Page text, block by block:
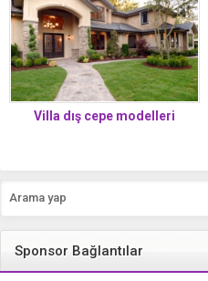
Villa dış cepe modelleri
Sponsor Bağlantılar